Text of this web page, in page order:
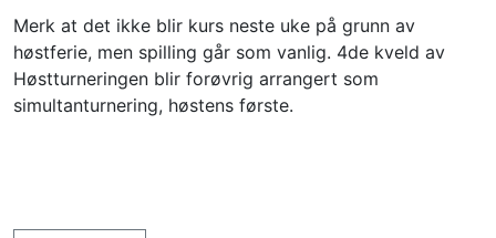
Merk at det ikke blir kurs neste uke på grunn av
høstferie, men spilling går som vanlig. 4de kveld av
Høstturneringen blir forøvrig arrangert som
simultanturnering, høstens første.